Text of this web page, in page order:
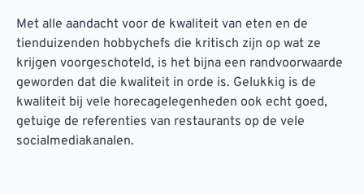
Met alle aandacht voor de kwaliteit van eten en de
tienduizenden hobbychefs die kritisch zijn op wat ze
krijgen voorgeschoteld, is het bijna een randvoorwaarde
geworden dat die kwaliteit in orde is. Gelukkig is de
kwaliteit bij vele horecagelegenheden ook echt goed,
getuige de referenties van restaurants op de vele
socialmediakanalen.